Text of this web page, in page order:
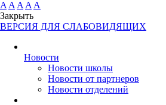
A A A A A
Закрыть
ВЕРСИЯ ДЛЯ СЛАБОВИДЯЩИХ
Новости
Новости школы
Новости от партнеров
Новости отделений